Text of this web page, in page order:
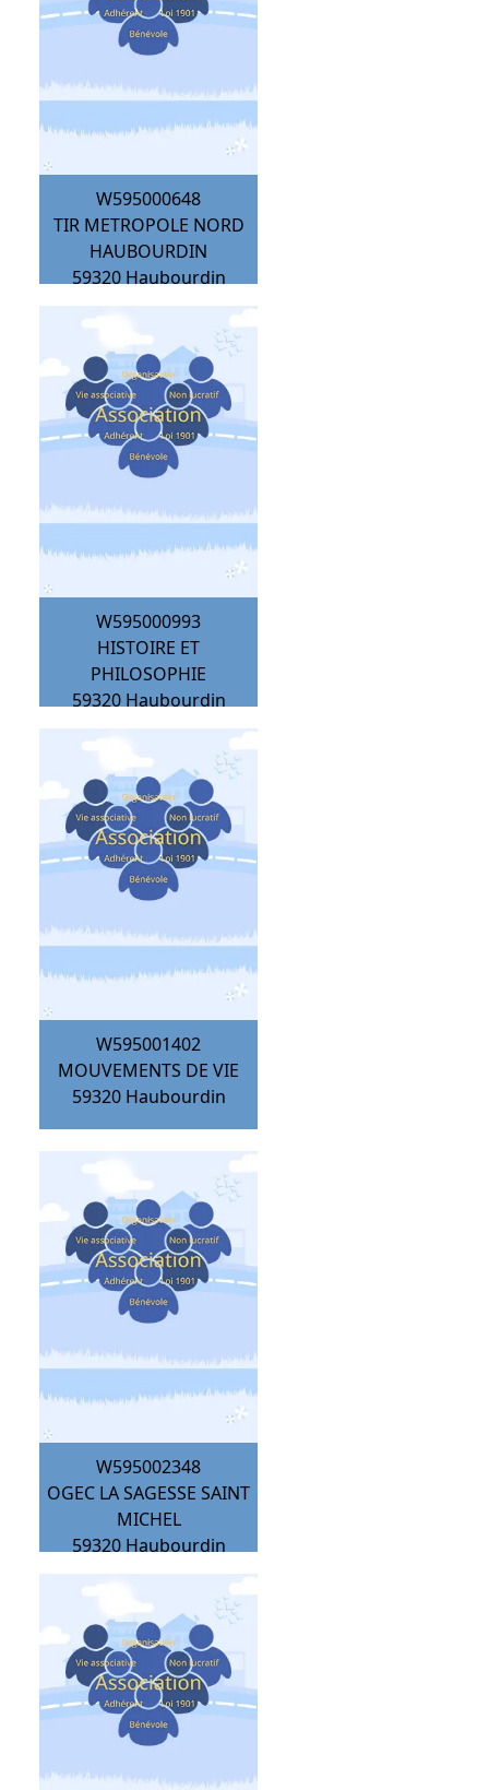
W595000648
TIR METROPOLE NORD
HAUBOURDIN
59320 Haubourdin
W595000993
HISTOIRE ET
PHILOSOPHIE
59320 Haubourdin
W595001402
MOUVEMENTS DE VIE
59320 Haubourdin
W595002348
OGEC LA SAGESSE SAINT
MICHEL
59320 Haubourdin